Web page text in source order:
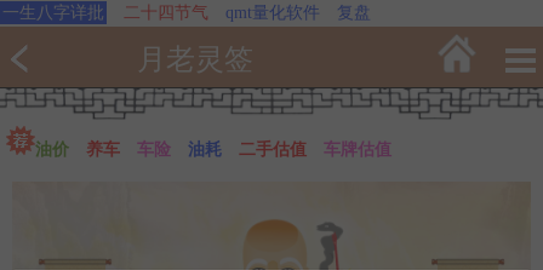
一生八字详批 二十四节气 qmt量化软件 复盘
月老灵签
油价 养车 车险 油耗 二手估值 车牌估值